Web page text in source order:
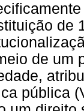
de
de um
pública